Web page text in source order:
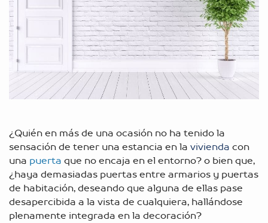
¿Quién en más de una ocasión no ha tenido la
sensación de tener una estancia en la vivienda con
una puerta que no encaja en el entorno? o bien que,
¿haya demasiadas puertas entre armarios y puertas
de habitación, deseando que alguna de ellas pase
desapercibida a la vista de cualquiera, hallándose
plenamente integrada en la decoración?